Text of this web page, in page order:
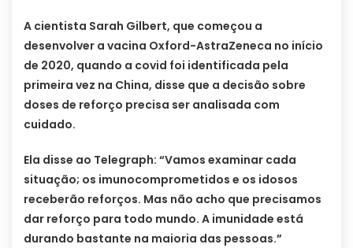
A cientista Sarah Gilbert, que começou a
desenvolver a vacina Oxford-AstraZeneca no início
de 2020, quando a covid foi identificada pela
primeira vez na China, disse que a decisão sobre
doses de reforço precisa ser analisada com
cuidado.
Ela disse ao Telegraph: “Vamos examinar cada
situação; os imunocomprometidos e os idosos
receberão reforços. Mas não acho que precisamos
dar reforço para todo mundo. A imunidade está
durando bastante na maioria das pessoas.”